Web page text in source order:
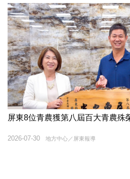
屏東8位青農獲第八屆百大青農
地方中心／屏東報導
2026-07-30